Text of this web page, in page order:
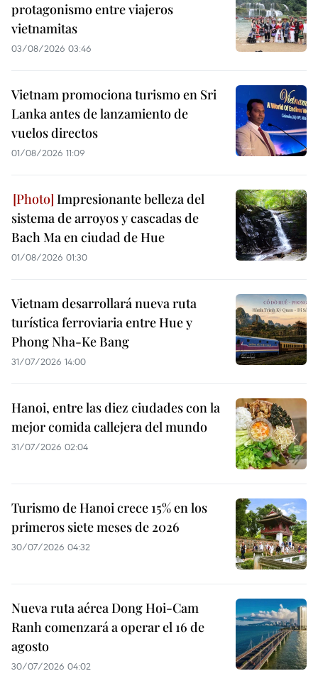
protagonismo entre viajeros
vietnamitas
03/08/2026 03:46
Vietnam promociona turismo en Sri
Lanka antes de lanzamiento de
vuelos directos
01/08/2026 11:09
Impresionante belleza del
sistema de arroyos y cascadas de
Bach Ma en ciudad de Hue
01/08/2026 01:30
Vietnam desarrollará nueva ruta
turística ferroviaria entre Hue y
Phong Nha-Ke Bang
31/07/2026 14:00
Hanoi, entre las diez ciudades con la
mejor comida callejera del mundo
31/07/2026 02:04
Turismo de Hanoi crece 15% en los
primeros siete meses de 2026
30/07/2026 04:32
Nueva ruta aérea Dong Hoi-Cam
Ranh comenzará a operar el 16 de
agosto
30/07/2026 04:02